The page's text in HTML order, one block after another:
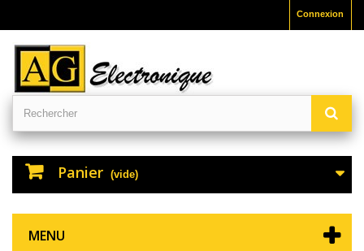
Connexion
Panier (vide)
MENU